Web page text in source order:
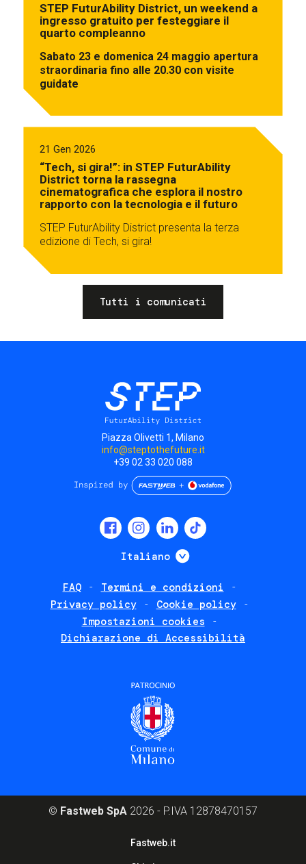
STEP FuturAbility District, un weekend a
ingresso gratuito per festeggiare il
quarto compleanno
Sabato 23 e domenica 24 maggio apertura
straordinaria fino alle 20.30 con visite
guidate
21 Gen 2026
“Tech, si gira!”: in STEP FuturAbility
District torna la rassegna
cinematografica che esplora il nostro
rapporto con la tecnologia e il futuro
STEP FuturAbility District presenta la terza
edizione di Tech, si gira!
Tutti i comunicati
Piazza Olivetti 1, Milano
info@steptothefuture.it
+39 02 33 020 088
Italiano Mostra ulteriori
FAQ
Termini e condizioni
Privacy policy
Cookie policy
Impostazioni cookies
Dichiarazione di Accessibilità
© Fastweb SpA 2026 - P.IVA 12878470157
Fastweb.it